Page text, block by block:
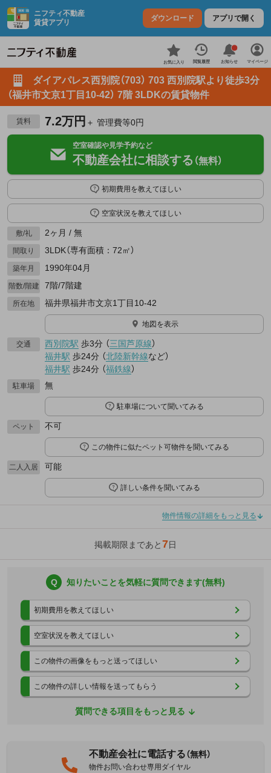
ニフティ不動産
賃貸アプリ
ダウンロード アプリで開く
お気に入り 閲覧履歴 お知らせ マイページ
ダイアパレス西別院（703） 703 西別院駅より徒歩3分
（福井市文京1丁目10-42） 7階 3LDKの賃貸物件
賃料 7.2万円 ＋ 管理費等0円
空室確認や見学予約など
不動産会社に相談する （無料）
初期費用を教えてほしい
空室状況を教えてほしい
敷/礼 2ヶ月 / 無
間取り 3LDK（専有面積：72㎡）
築年月 1990年04月
階数/階建 7階/7階建
所在地 福井県福井市文京1丁目10-42
地図を表示
交通 西別院駅 歩3分 （三国芦原線）
福井駅 歩24分 （北陸新幹線など）
福井駅 歩24分 （福鉄線）
駐車場 無
駐車場について聞いてみる
ペット 不可
この物件に似たペット可物件を聞いてみる
二人入居 可能
詳しい条件を聞いてみる
物件情報の詳細をもっと見る
掲載期限まであと7日
Q 知りたいことを気軽に質問できます(無料)
初期費用を教えてほしい
空室状況を教えてほしい
この物件の画像をもっと送ってほしい
この物件の詳しい情報を送ってもらう
質問できる項目をもっと見る
不動産会社に電話する（無料）
物件お問い合わせ専用ダイヤル